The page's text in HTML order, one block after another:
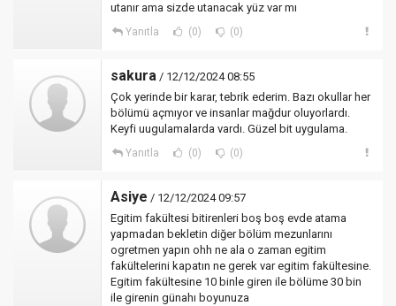
utanır ama sizde utanacak yüz var mı
Yanıtla (0) (0)
sakura / 12/12/2024 08:55
Çok yerinde bir karar, tebrik ederim. Bazı okullar her
bölümü açmıyor ve insanlar mağdur oluyorlardı.
Keyfi uugulamalarda vardı. Güzel bit uygulama.
Yanıtla (0) (0)
Asiye / 12/12/2024 09:57
Egitim fakültesi bitirenleri boş boş evde atama
yapmadan bekletin diğer bölüm mezunlarını
ogretmen yapın ohh ne ala o zaman egitim
fakültelerini kapatın ne gerek var egitim fakültesine.
Egitim fakültesine 10 binle giren ile bölüme 30 bin
ile girenin günahı boyunuza